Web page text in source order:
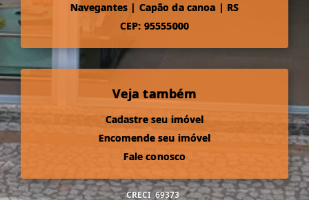
Navegantes | Capão da canoa | RS
CEP: 95555000
Veja também
Cadastre seu imóvel
Encomende seu imóvel
Fale conosco
CRECI 69373